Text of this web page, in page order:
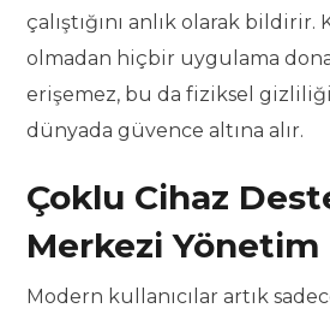
çalıştığını anlık olarak bildirir.
olmadan hiçbir uygulama
erişemez, bu da fiziksel
dünyada güvence altına alır.
Çoklu Cihaz
Merkezi Yönetim
Modern kullanıcılar artık